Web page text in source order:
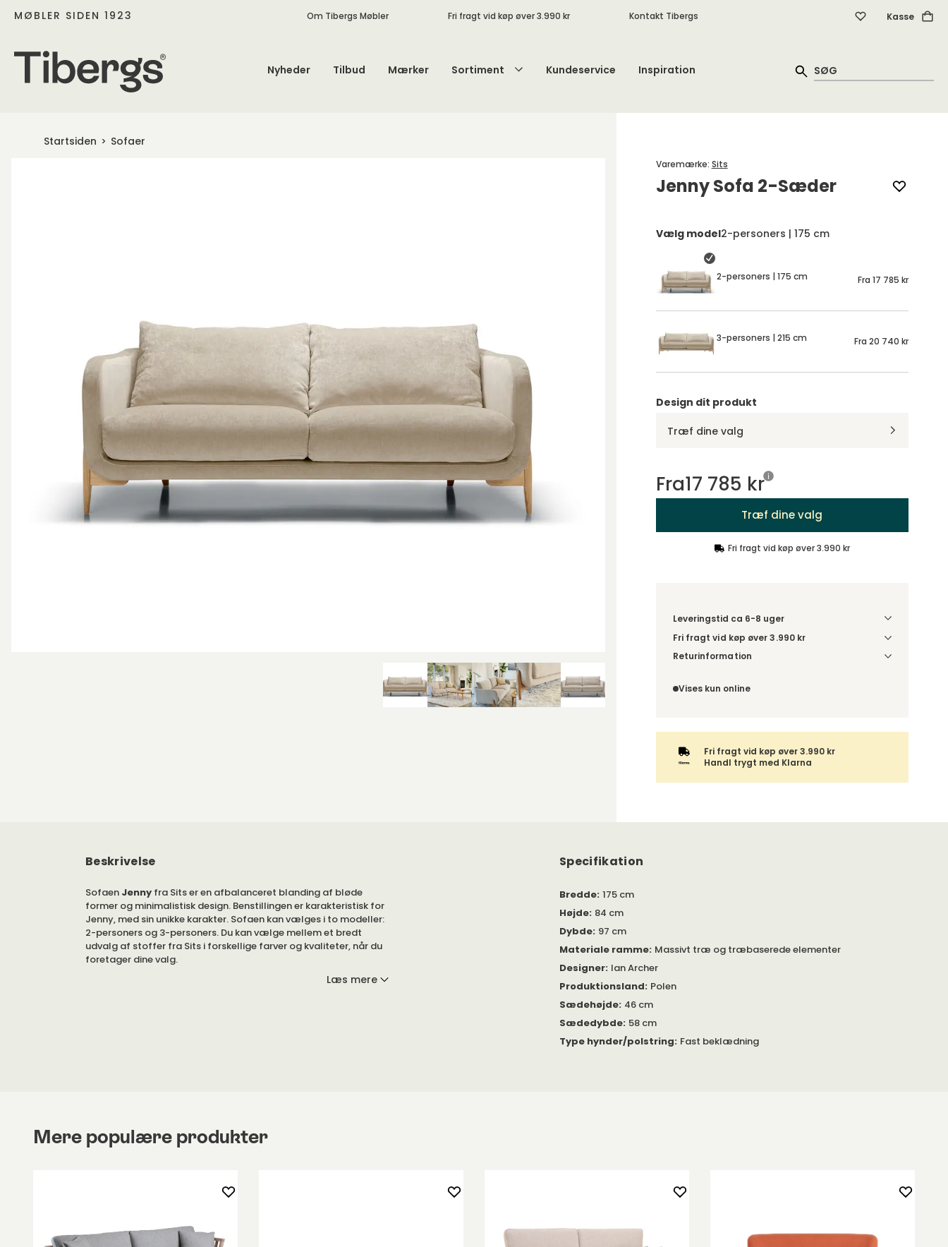
MØBLER SIDEN 1923 Om Tibergs Møbler Fri fragt vid køp øver 3.990 kr Kontakt Tibergs Kasse
Nyheder Tilbud Mærker Sortiment Kundeservice Inspiration
Startsiden Sofaer
Jenny Sofa 2-Sæder
Varemærke: Sits
Vælg model2-personers | 175 cm
2-personers | 175 cm Fra 17 785 kr
3-personers | 215 cm Fra 20 740 kr
Design dit produkt
Træf dine valg
Fra17 785 kr
Træf dine valg
Fri fragt vid køp øver 3.990 kr
Leveringstid ca 6-8 uger
Fri fragt vid køp øver 3.990 kr
Vælg udførelse via “Træf dine valg” for at se
Returinformation
der ikke fortrydelsesret.
Vises kun online
Fri fragt vid køp øver 3.990 kr
Handl trygt med Klarna
Beskrivelse
Sofaen Jenny fra Sits er en afbalanceret blanding af bløde
former og minimalistisk design. Benstillingen er karakteristisk for
Jenny, med sin unikke karakter. Sofaen kan vælges i to modeller:
2-personers og 3-personers. Du kan vælge mellem et bredt
udvalg af stoffer fra Sits i forskellige farver og kvaliteter, når du
foretager dine valg.
Sofaen Jenny fås i to modeller: 2-sæder og 3-sæder.
Jenny er en serie. Serien omfatter også lænestol, chaiselong og
Læs mere
Specifikation
Bredde: 175 cm
Højde: 84 cm
Dybde: 97 cm
Materiale ramme: Massivt træ og træbaserede elementer
Designer: Ian Archer
Produktionsland: Polen
Sædehøjde: 46 cm
Sædedybde: 58 cm
Type hynder/polstring: Fast beklædning
Mere populære produkter